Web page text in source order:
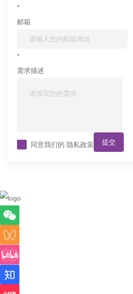
*
邮箱
*
需求描述
同意我们的 隐私政策 提交